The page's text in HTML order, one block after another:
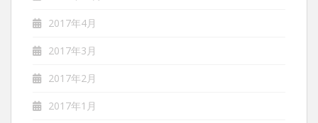
2017年4月
2017年3月
2017年2月
2017年1月